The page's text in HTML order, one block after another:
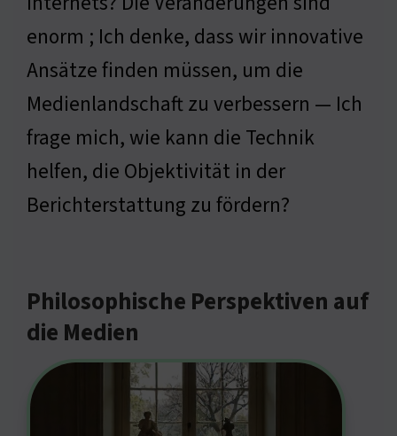
enorm ; Ich denke, dass wir innovative
Ansätze finden müssen, um die
Medienlandschaft zu verbessern — Ich
frage mich, wie kann die Technik
helfen, die Objektivität in der
Berichterstattung zu fördern?
Philosophische Perspektiven auf
die Medien